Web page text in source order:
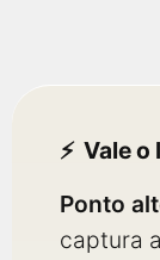
Vale o
Ponto
captura